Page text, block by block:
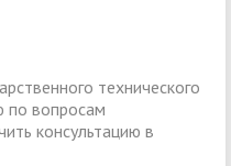
технического
по вопросам
консультацию в